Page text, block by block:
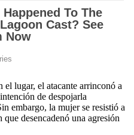
el lugar, el atacante arrinconó a
de despojarla
embargo, la mujer se resistió a
desencadenó una agresión